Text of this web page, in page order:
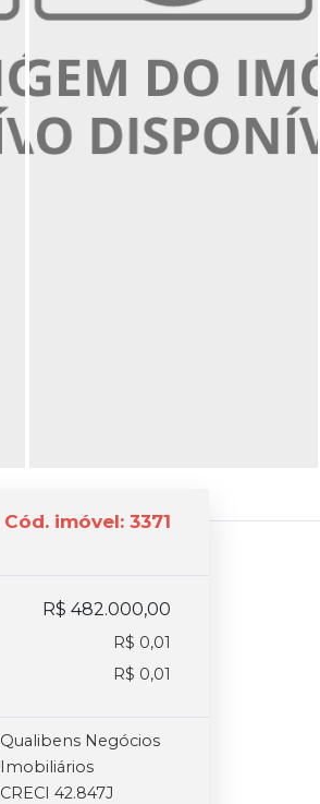
Cód. imóvel: 3371
R$ 482.000,00
R$ 0,01
R$ 0,01
Qualibens Negócios
Imobiliários
CRECI 42.847J